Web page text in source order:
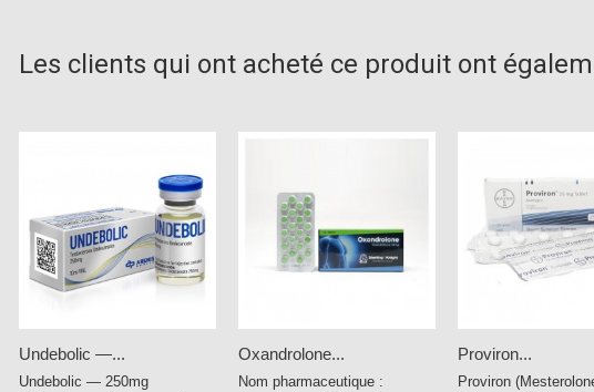
Les clients qui ont acheté ce produit ont
Undebolic —...
Undebolic — 250mg
Oxandrolone...
Nom pharmaceutique :
Proviron...
Proviron